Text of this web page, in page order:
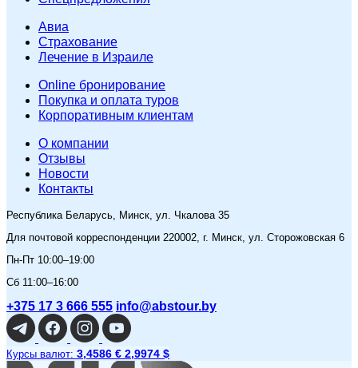
Авиа
Страхование
Лечение в Израиле
Online бронирование
Покупка и оплата туров
Корпоративным клиентам
O компании
Отзывы
Новости
Контакты
Республика Беларусь, Минск, ул. Чкалова 35
Для почтовой корреспонденции 220002, г. Минск, ул. Сторожовская 6
Пн-Пт 10:00–19:00
Сб 11:00–16:00
+375 17 3 666 555 info@abstour.by
Курсы валют: 3,4586 € 2,9974 $